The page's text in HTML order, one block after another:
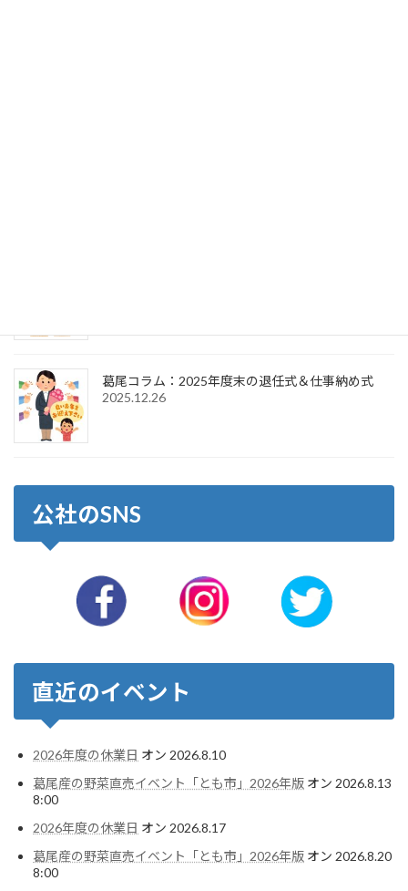
葛尾コラム：2025年度末の退任式＆仕事納め式
2025.12.26
公社のSNS
直近のイベント
2026年度の休業日 オン 2026.8.10
葛尾産の野菜直売イベント「とも市」2026年版 オン 2026.8.13
8:00
2026年度の休業日 オン 2026.8.17
葛尾産の野菜直売イベント「とも市」2026年版 オン 2026.8.20
8:00